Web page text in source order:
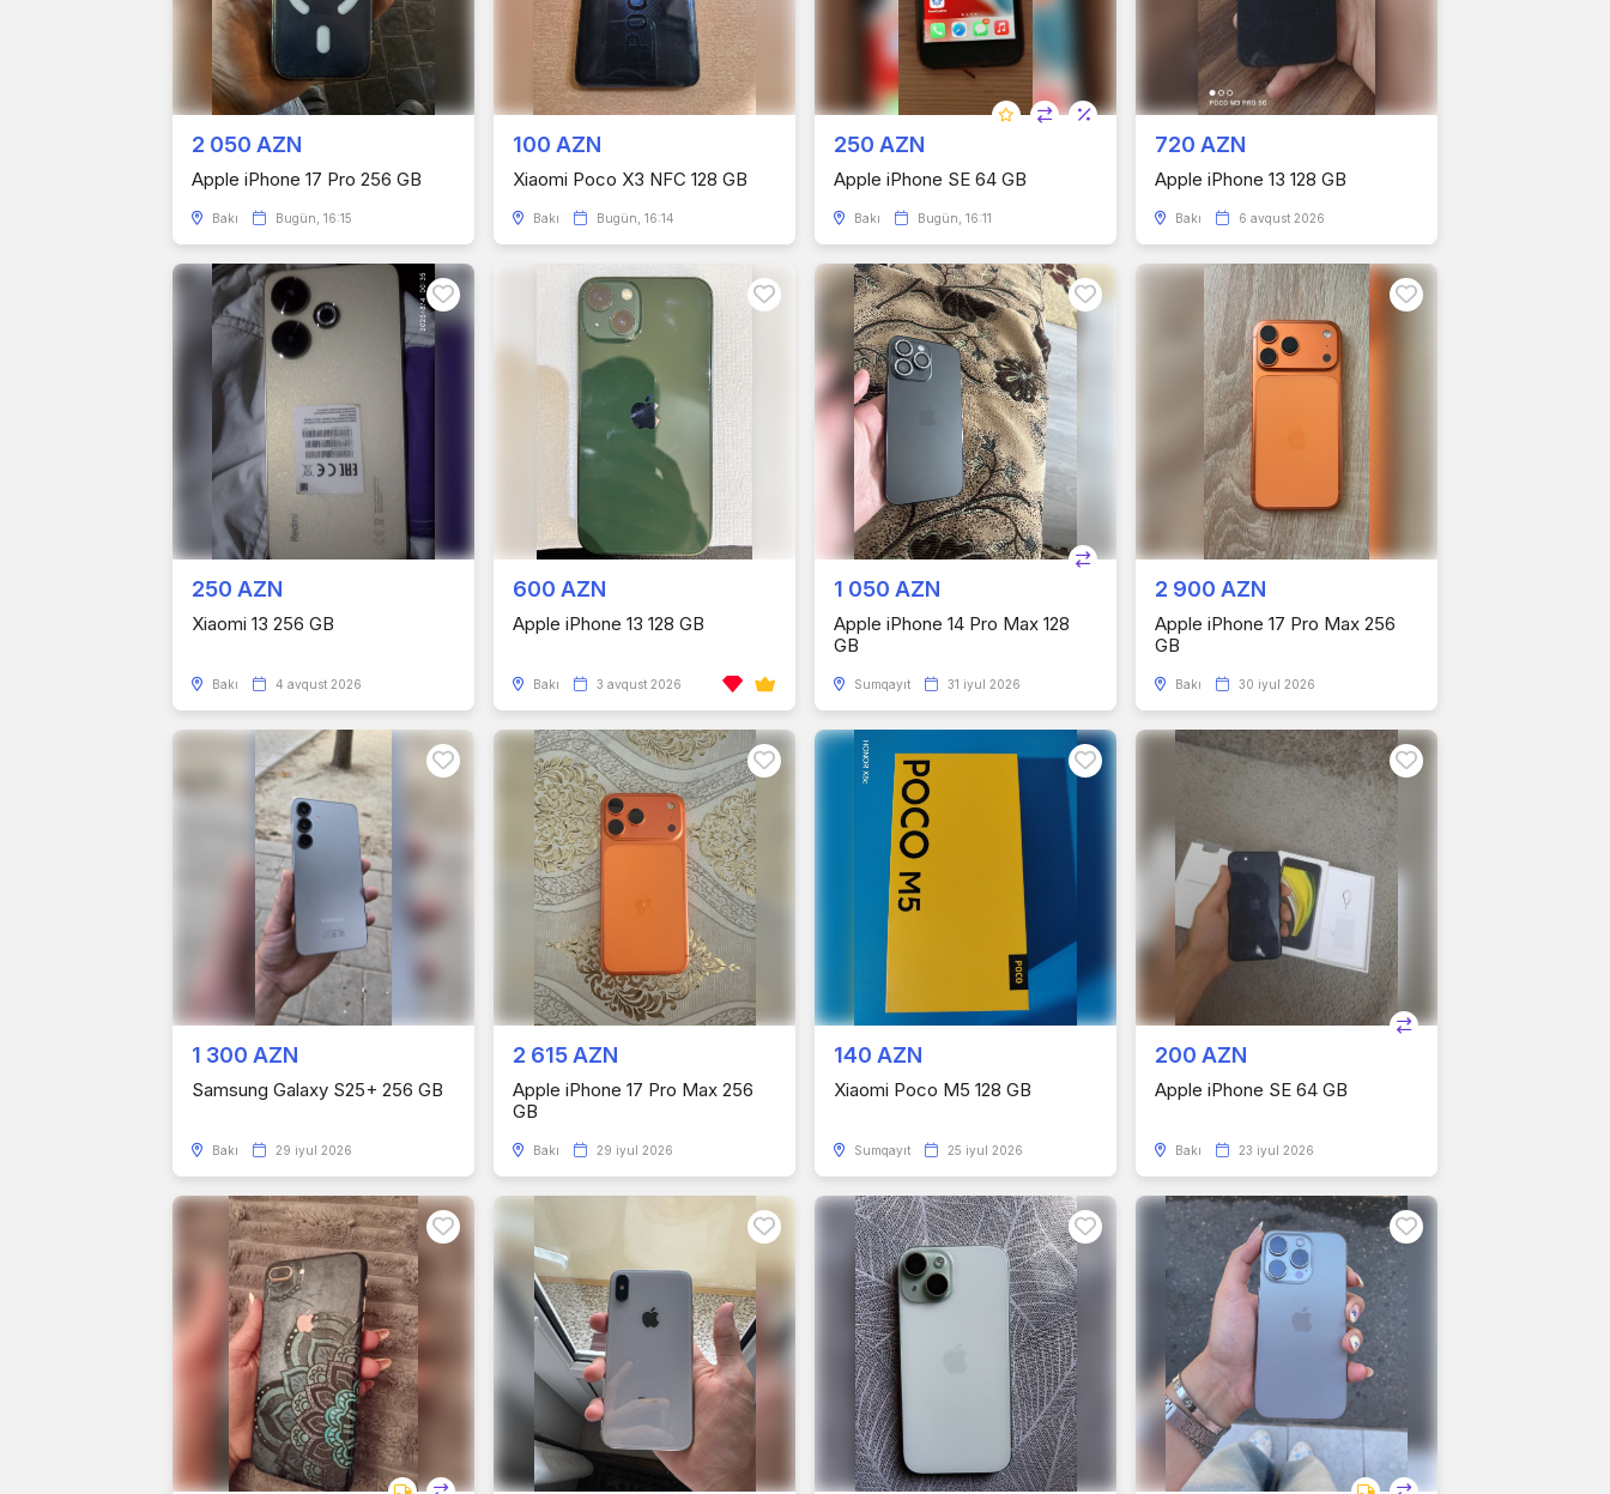
2 050 AZN
Apple iPhone 17 Pro 256 GB
Bakı Bugün, 16:15
100 AZN
Xiaomi Poco X3 NFC 128 GB
Bakı Bugün, 16:14
250 AZN
Apple iPhone SE 64 GB
Bakı Bugün, 16:11
720 AZN
Apple iPhone 13 128 GB
Bakı 6 avqust 2026
250 AZN
Xiaomi 13 256 GB
Bakı 4 avqust 2026
600 AZN
Apple iPhone 13 128 GB
Bakı 3 avqust 2026
1 050 AZN
Apple iPhone 14 Pro Max 128
GB
Sumqayıt 31 iyul 2026
2 900 AZN
Apple iPhone 17 Pro Max 256
GB
Bakı 30 iyul 2026
1 300 AZN
Samsung Galaxy S25+ 256 GB
Bakı 29 iyul 2026
2 615 AZN
Apple iPhone 17 Pro Max 256
GB
Bakı 29 iyul 2026
140 AZN
Xiaomi Poco M5 128 GB
Sumqayıt 25 iyul 2026
200 AZN
Apple iPhone SE 64 GB
Bakı 23 iyul 2026